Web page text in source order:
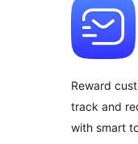
Reward
track and
with smart